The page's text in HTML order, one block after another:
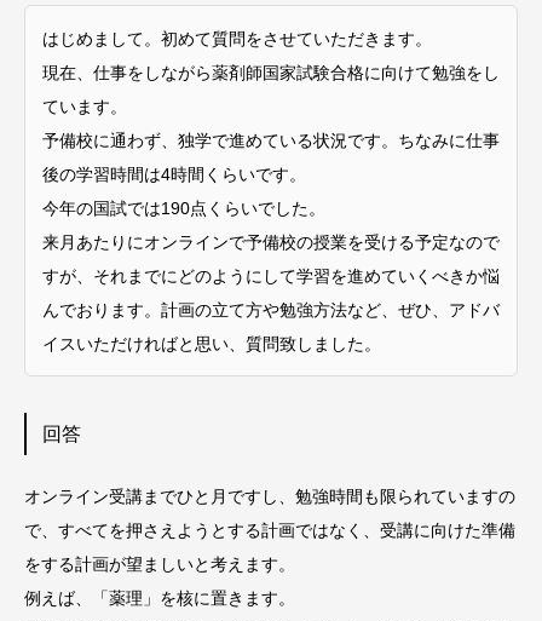
はじめまして。初めて質問をさせていただきます。
現在、仕事をしながら薬剤師国家試験合格に向けて勉強をし
ています。
予備校に通わず、独学で進めている状況です。ちなみに仕事
後の学習時間は4時間くらいです。
今年の国試では190点くらいでした。
来月あたりにオンラインで予備校の授業を受ける予定なので
すが、それまでにどのようにして学習を進めていくべきか悩
んでおります。計画の立て方や勉強方法など、ぜひ、アドバ
イスいただければと思い、質問致しました。
回答
オンライン受講までひと月ですし、勉強時間も限られていますの
で、すべてを押さえようとする計画ではなく、受講に向けた準備
をする計画が望ましいと考えます。
例えば、「薬理」を核に置きます。